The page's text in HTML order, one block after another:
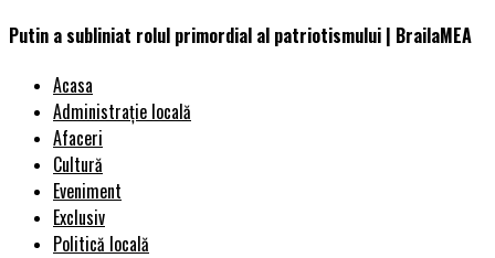
Putin a subliniat rolul primordial al patriotismului | BrailaMEA
Acasa
Administrație locală
Afaceri
Cultură
Eveniment
Exclusiv
Politică locală